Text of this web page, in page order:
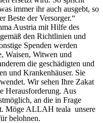
immer ihr auch ausgebt, so
Beste der Versorger.“
Austria mit Hilfe des
den Richtlinien und
Spenden werden
Waisen, Witwen und
die geschädigten und
und Krankenhäuser. Sie
Wir sehen Ihre Zakat
Herausforderung. Aus
an die in Frage
Möge ALLAH teala unsere
belohnen.